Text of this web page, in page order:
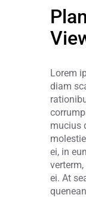
Lorem
diam
mucius
ei, in
ei. At